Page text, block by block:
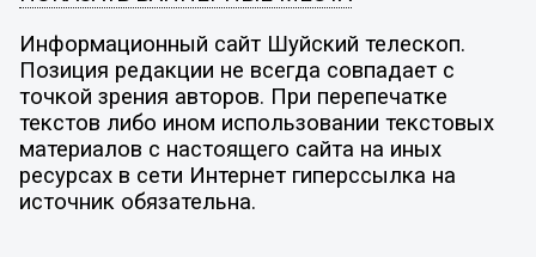
Информационный сайт Шуйский телескоп.
Позиция редакции не всегда совпадает с
точкой зрения авторов. При перепечатке
текстов либо ином использовании текстовых
материалов с настоящего сайта на иных
ресурсах в сети Интернет гиперссылка на
источник обязательна.